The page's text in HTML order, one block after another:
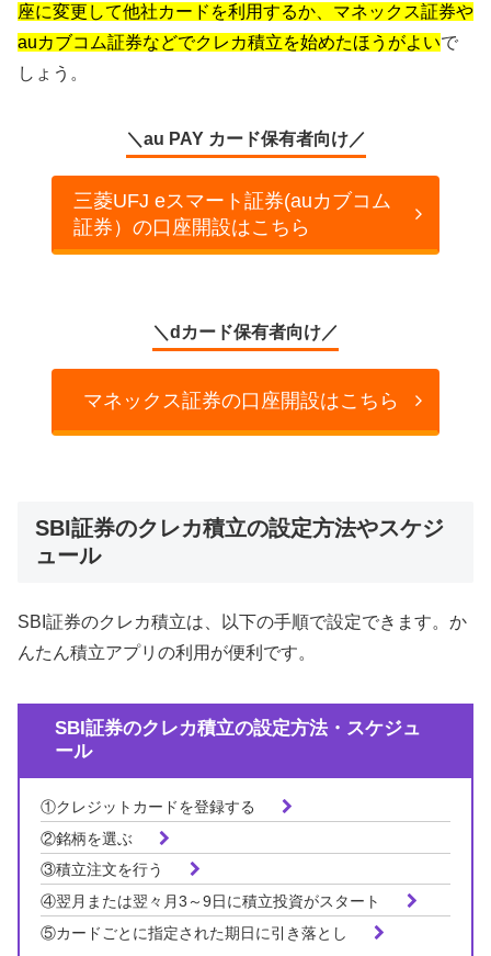
座に変更して他社カードを利用するか、マネックス証券や
auカブコム証券などでクレカ積立を始めたほうがよいで
しょう。
＼au PAY カード保有者向け／
三菱UFJ eスマート証券(auカブコム
証券）の口座開設はこちら
＼dカード保有者向け／
マネックス証券の口座開設はこちら
SBI証券のクレカ積立の設定方法やスケジ
ュール
SBI証券のクレカ積立は、以下の手順で設定できます。か
んたん積立アプリの利用が便利です。
SBI証券のクレカ積立の設定方法・スケジュ
ール
①クレジットカードを登録する
②銘柄を選ぶ
③積立注文を行う
④翌月または翌々月3～9日に積立投資がスタート
⑤カードごとに指定された期日に引き落とし